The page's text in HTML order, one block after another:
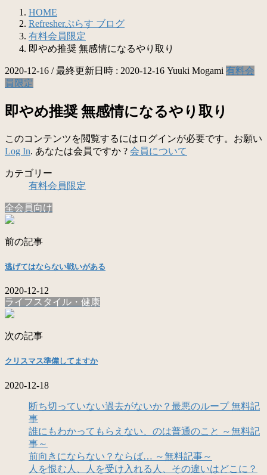
HOME
Refresherぷらす ブログ
有料会員限定
即やめ推奨 無感情になるやり取り
2020-12-16 / 最終更新日時 : 2020-12-16 Yuuki Mogami 有料会
員限定
即やめ推奨 無感情になるやり取り
このコンテンツを閲覧するにはログインが必要です。お願い
Log In. あなたは会員ですか ? 会員について
カテゴリー
有料会員限定
全会員向け
前の記事
逃げてはならない戦いがある
2020-12-12
ライフスタイル・健康
次の記事
クリスマス準備してますか
2020-12-18
断ち切っていない過去がないか？最悪のループ 無料記
事
誰にもわかってもらえない、のは普通のこと ～無料記
事～
前向きにならない？ならば… ～無料記事～
人を恨む人、人を受け入れる人、その違いはどこに？